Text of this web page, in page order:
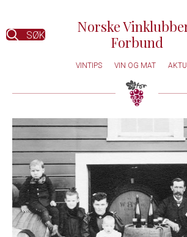
SØK
Norske
Forbund
VINTIPS VIN OG MAT